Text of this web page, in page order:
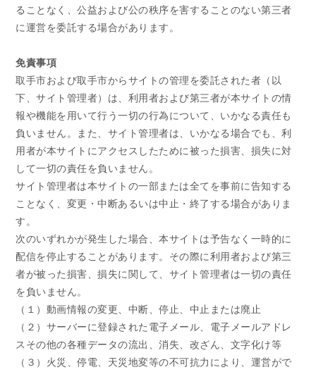
ることなく、公益および公の秩序を害することのない第三者
に運営を委託する場合があります。
免責事項
取手市および取手市からサイトの管理を委託された者（以
下、サイト管理者）は、利用者および第三者が本サイトの情
報や機能を用いて行う一切の行為について、いかなる責任も
負いません。また、サイト管理者は、いかなる場合でも、利
用者が本サイトにアクセスしたために被った損害、損失に対
して一切の責任を負いません。
サイト管理者は本サイトの一部または全てを事前に告知する
ことなく、変更・中断あるいは中止・終了する場合がありま
す。
次のいずれかが発生した場合、本サイトは予告なく一時的に
配信を停止することがあります。その際に利用者および第三
者が被った損害、損失に関して、サイト管理者は一切の責任
を負いません。
（１）動画情報の変更、中断、停止、中止または廃止
（２）サーバーに登録された電子メール、電子メールアドレ
スその他の各種データの流出、消失、改ざん、文字化け等
（３）火災、停電、天災地変等の不可抗力により、運営がで